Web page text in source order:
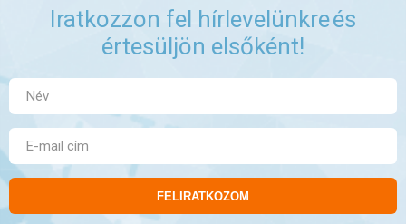
Iratkozzon fel hírlevelünkreés
értesüljön elsőként!
FELIRATKOZOM